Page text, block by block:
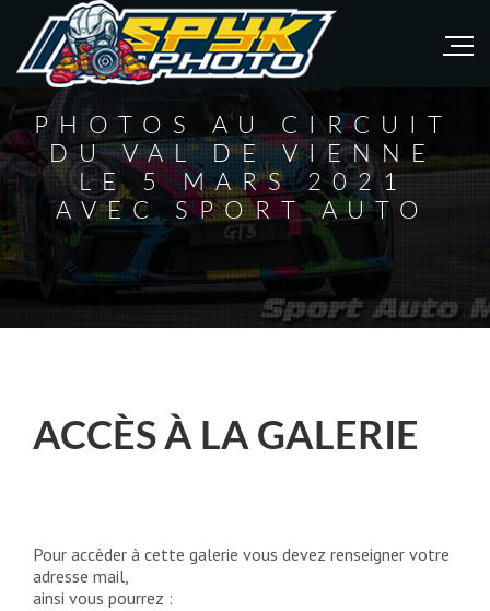
PHOTOS AU CIRCUIT
DU VAL DE VIENNE
LE 5 MARS 2021
AVEC SPORT AUTO
ACCÈS À LA GALERIE
Pour accèder à cette galerie vous devez renseigner votre
adresse mail,
ainsi vous pourrez :